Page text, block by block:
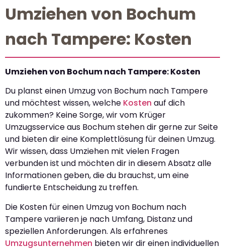
Umziehen von Bochum
nach Tampere: Kosten
Umziehen von Bochum nach Tampere: Kosten
Du planst einen Umzug von Bochum nach Tampere
und möchtest wissen, welche Kosten auf dich
zukommen? Keine Sorge, wir vom Krüger
Umzugsservice aus Bochum stehen dir gerne zur Seite
und bieten dir eine Komplettlösung für deinen Umzug.
Wir wissen, dass Umziehen mit vielen Fragen
verbunden ist und möchten dir in diesem Absatz alle
Informationen geben, die du brauchst, um eine
fundierte Entscheidung zu treffen.
Die Kosten für einen Umzug von Bochum nach
Tampere variieren je nach Umfang, Distanz und
speziellen Anforderungen. Als erfahrenes
Umzugsunternehmen bieten wir dir einen individuellen